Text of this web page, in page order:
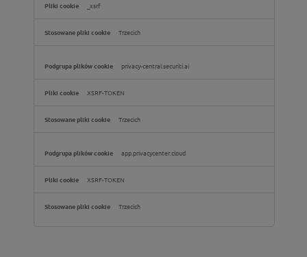
_xsrf
Trzecich
privacy-central.securiti.ai
XSRF-TOKEN
Trzecich
app.privacycenter.cloud
XSRF-TOKEN
Trzecich